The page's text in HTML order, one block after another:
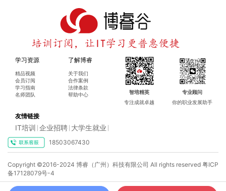
OCM 知识和技能的有效途径。比如腾科的培训课程通常由经验
丰富的 Oracle 数据库专家授课，他们会结合实际案例进行讲
解，帮助你更好地理解和掌握 OCM 知识。
3.在线学习平台
现在有很多在线学习平台提供 Oracle 数据库高级培训相关的课
程，你可以根据自己的需求选择合适的课程进行学习。比如博
睿谷·博睿慕课在线学习平台的优势在于灵活的学习方式和普惠
便捷的订阅方式，可以根据自己的进度进行学习。
学习资源
精品视频
会员订阅
学习指南
名师团队
了解博睿
关于我们
合作案例
法律条款
帮助中心
智培精英
专注成就卓越
专业顾问
你的职业发展助手
友情链接
IT培训 企业招聘 大学生就业
18503067430
Copyright ©2016-2024 博睿（广州）科技有限公司 All rights reserved 粤ICP
备17128079号-4
×
博睿谷IT培训订阅，你想了解什么课程呢?